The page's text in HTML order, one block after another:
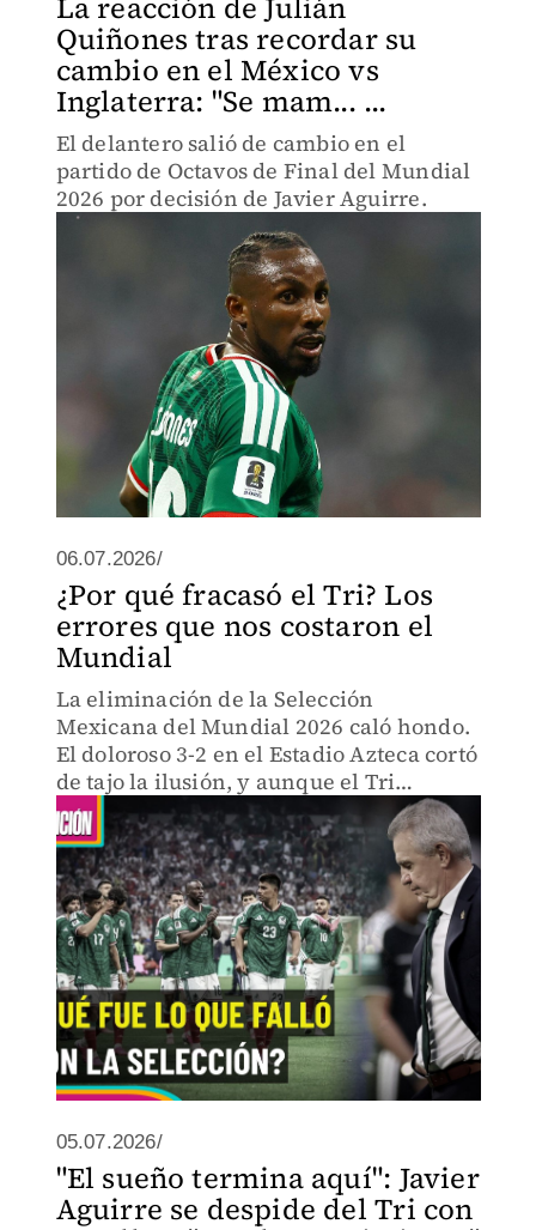
Quiñones tras recordar su
cambio en el México vs
Inglaterra: "Se mam... ...
El delantero salió de cambio en el
partido de Octavos de Final del Mundial
2026 por decisión de Javier Aguirre.
06.07.2026/
¿Por qué fracasó el Tri? Los
errores que nos costaron el
Mundial
La eliminación de la Selección
Mexicana del Mundial 2026 caló hondo.
El doloroso 3-2 en el Estadio Azteca cortó
de tajo la ilusión, y aunque el Tri
compitió, la realidad es que el boleto a
cuartos de final se escapó por errores
muy puntuales.
05.07.2026/
"El sueño termina aquí": Javier
Aguirre se despide del Tri con